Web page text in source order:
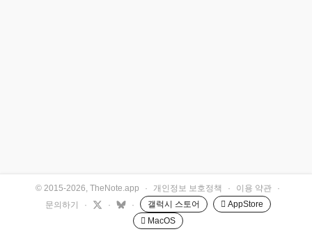
© 2015-2026, TheNote.app · 개인정보 보호정책 · 이용 약관
·
문의하기
· · · 갤럭시 스토어
 AppStore
 MacOS